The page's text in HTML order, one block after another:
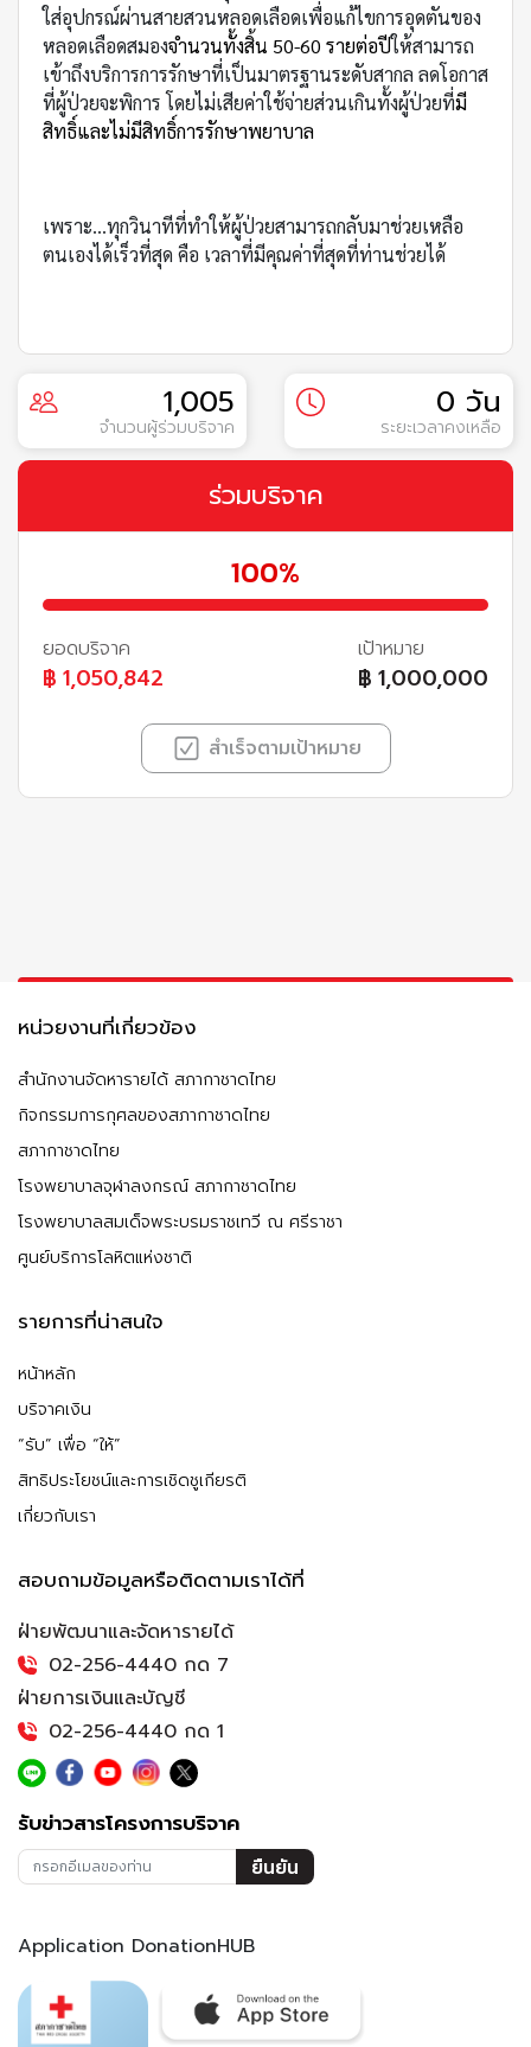
ใส่อุปกรณ์ผ่านสายสวนหลอดเลือดเพื่อแก้ไขการอุดตันของ
หลอดเลือดสมองจำนวนทั้งสิ้น 50-60 รายต่อปีให้สามารถ
เข้าถึงบริการการรักษาที่เป็นมาตรฐานระดับสากล ลดโอกาส
ที่ผู้ป่วยจะพิการ โดยไม่เสียค่าใช้จ่ายส่วนเกินทั้งผู้ป่วยที่มี
สิทธิ์และไม่มีสิทธิ์การรักษาพยาบาล
เพราะ...ทุกวินาทีที่ทำให้ผู้ป่วยสามารถกลับมาช่วยเหลือ
ตนเองได้เร็วที่สุด คือ เวลาที่มีคุณค่าที่สุดที่ท่านช่วยได้
1,005
จำนวนผู้ร่วมบริจาค
0 วัน
ระยะเวลาคงเหลือ
ร่วมบริจาค
100%
ยอดบริจาค
฿ 1,050,842
เป้าหมาย
฿ 1,000,000
สำเร็จตามเป้าหมาย
หน่วยงานที่เกี่ยวข้อง
สำนักงานจัดหารายได้ สภากาชาดไทย
กิจกรรมการกุศลของสภากาชาดไทย
สภากาชาดไทย
โรงพยาบาลจุฬาลงกรณ์ สภากาชาดไทย
โรงพยาบาลสมเด็จพระบรมราชเทวี ณ ศรีราชา
ศูนย์บริการโลหิตแห่งชาติ
รายการที่น่าสนใจ
หน้าหลัก
บริจาคเงิน
“รับ” เพื่อ “ให้”
สิทธิประโยชน์และการเชิดชูเกียรติ
เกี่ยวกับเรา
สอบถามข้อมูลหรือติดตามเราได้ที่
ฝ่ายพัฒนาและจัดหารายได้
02-256-4440 กด 7
ฝ่ายการเงินและบัญชี
02-256-4440 กด 1
รับข่าวสารโครงการบริจาค
ยืนยัน
Application DonationHUB